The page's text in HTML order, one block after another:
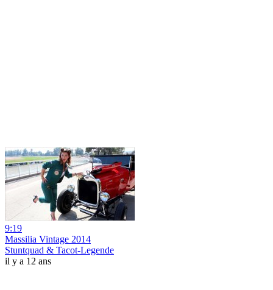
9:19
Massilia Vintage 2014
Stuntquad & Tacot-Legende
il y a 12 ans